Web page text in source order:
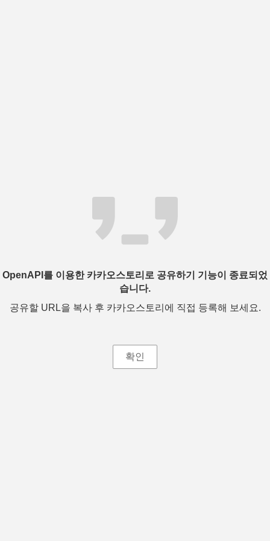
OpenAPI를 이용한 카카오스토리로 공유하기 기능이 종료되었
습니다.
공유할 URL을 복사 후 카카오스토리에 직접 등록해 보세요.
확인